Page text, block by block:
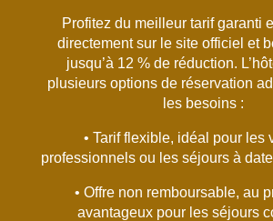
Profitez du meilleur tarif garanti
directement sur le site officiel et
jusqu’à 12 % de réduction.
plusieurs options de réservation
les besoins :
• Tarif flexible, idéal pour les
professionnels ou les séjours à
• Offre non remboursable, au
avantageux pour les séjours